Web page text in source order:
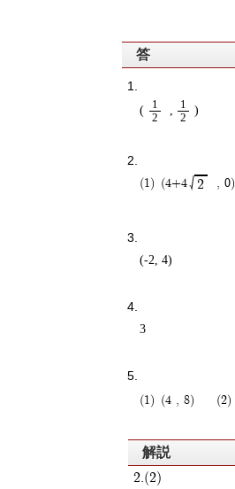
答
(
1
2
1
2
)
(4+4√ 2 , 0)
(-2, 4)
3
(4 , 8)
解説
2.(2)